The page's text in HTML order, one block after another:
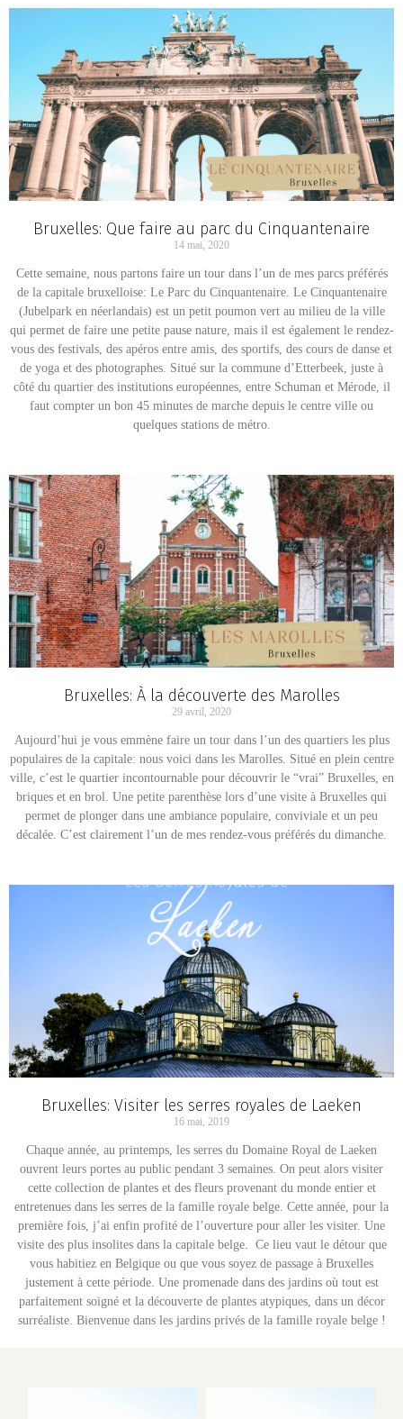
Bruxelles: Que faire au parc du Cinquantenaire
14 mai, 2020
Cette semaine, nous partons faire un tour dans l’un de mes parcs préférés
de la capitale bruxelloise: Le Parc du Cinquantenaire. Le Cinquantenaire
(Jubelpark en néerlandais) est un petit poumon vert au milieu de la ville
qui permet de faire une petite pause nature, mais il est également le rendez-
vous des festivals, des apéros entre amis, des sportifs, des cours de danse et
de yoga et des photographes. Situé sur la commune d’Etterbeek, juste à
côté du quartier des institutions européennes, entre Schuman et Mérode, il
faut compter un bon 45 minutes de marche depuis le centre ville ou
quelques stations de métro.
Bruxelles: À la découverte des Marolles
29 avril, 2020
Aujourd’hui je vous emmène faire un tour dans l’un des quartiers les plus
populaires de la capitale: nous voici dans les Marolles. Situé en plein centre
ville, c’est le quartier incontournable pour découvrir le “vrai” Bruxelles, en
briques et en brol. Une petite parenthèse lors d’une visite à Bruxelles qui
permet de plonger dans une ambiance populaire, conviviale et un peu
décalée. C’est clairement l’un de mes rendez-vous préférés du dimanche.
Bruxelles: Visiter les serres royales de Laeken
16 mai, 2019
Chaque année, au printemps, les serres du Domaine Royal de Laeken
ouvrent leurs portes au public pendant 3 semaines. On peut alors visiter
cette collection de plantes et des fleurs provenant du monde entier et
entretenues dans les serres de la famille royale belge. Cette année, pour la
première fois, j’ai enfin profité de l’ouverture pour aller les visiter. Une
visite des plus insolites dans la capitale belge. Ce lieu vaut le détour que
vous habitiez en Belgique ou que vous soyez de passage à Bruxelles
justement à cette période. Une promenade dans des jardins où tout est
parfaitement soigné et la découverte de plantes atypiques, dans un décor
surréaliste. Bienvenue dans les jardins privés de la famille royale belge !